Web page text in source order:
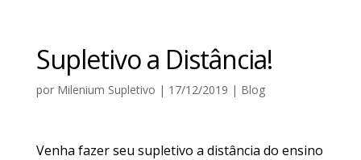
Supletivo a Distância!
por Milenium Supletivo | 17/12/2019 | Blog
Venha fazer seu supletivo a distância do ensino